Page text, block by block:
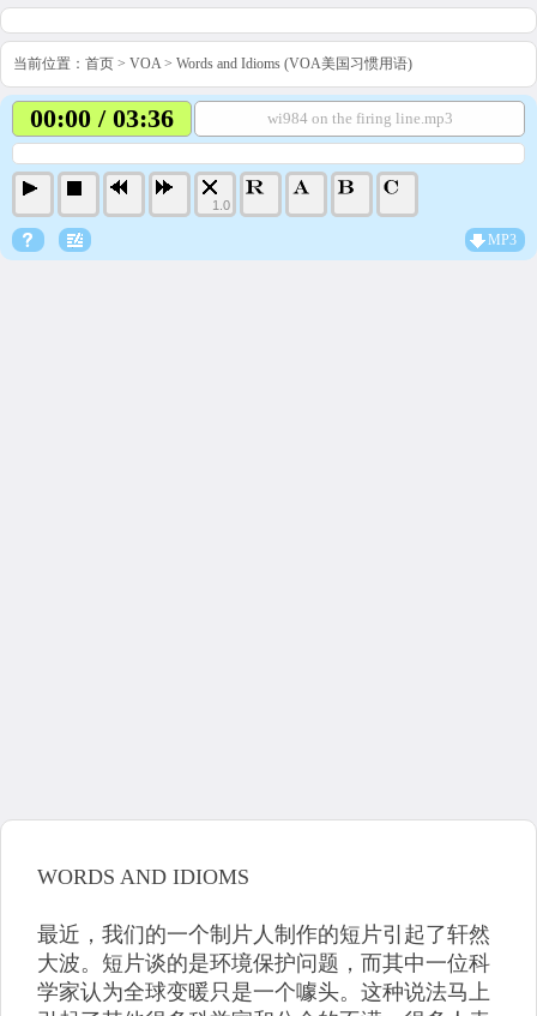
当前位置： 首页 > VOA> Words and Idioms (VOA美国习惯用语)
00:00 / 03:36 wi984 on the firing line.mp3
1.0
MP3
WORDS AND IDIOMS
最近，我们的一个制片人制作的短片引起了轩然
大波。短片谈的是环境保护问题，而其中一位科
学家认为全球变暖只是一个噱头。这种说法马上